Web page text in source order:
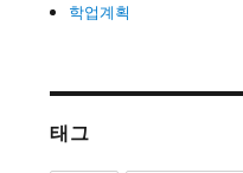
학업계획
태그